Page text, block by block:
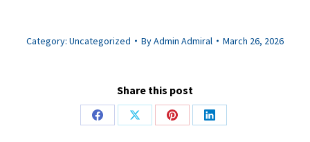
Category: Uncategorized ByAdmin Admiral March 26, 2026
Share this post
Share
Share
Share
Share